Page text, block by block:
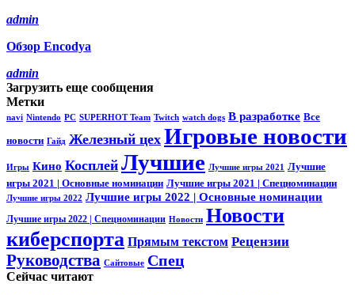
admin
Обзор Encodya
admin
Загрузить еще сообщения
Метки
navi Nintendo PC SUPERHOT Team Twitch watch dogs В разработке Все
новости Гайд Железный цех Игровые новости
Игры Кино Косплей Лучшие Лучшие игры 2021
Лучшие
игры 2021 | Основные номинации Лучшие игры 2021 | Спецноминации
Лучшие игры 2022 Лучшие игры 2022 | Основные номинации
Лучшие игры 2022 | Спецноминации Новости Новости
киберспорта Прямым текстом Рецензии
Руководства Сайтовые Спец
Сейчас читают